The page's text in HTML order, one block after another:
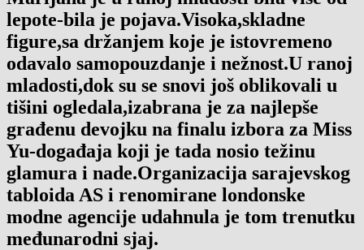
lepote-bila je pojava.Visoka,skladne
figure,sa držanjem koje je istovremeno
odavalo samopouzdanje i nežnost.U ranoj
mladosti,dok su se snovi još oblikovali u
tišini ogledala,izabrana je za najlepše
građenu devojku na finalu izbora za Miss
Yu-događaja koji je tada nosio težinu
glamura i nade.Organizacija sarajevskog
tabloida AS i renomirane londonske
modne agencije udahnula je tom trenutku
međunarodni sjaj.